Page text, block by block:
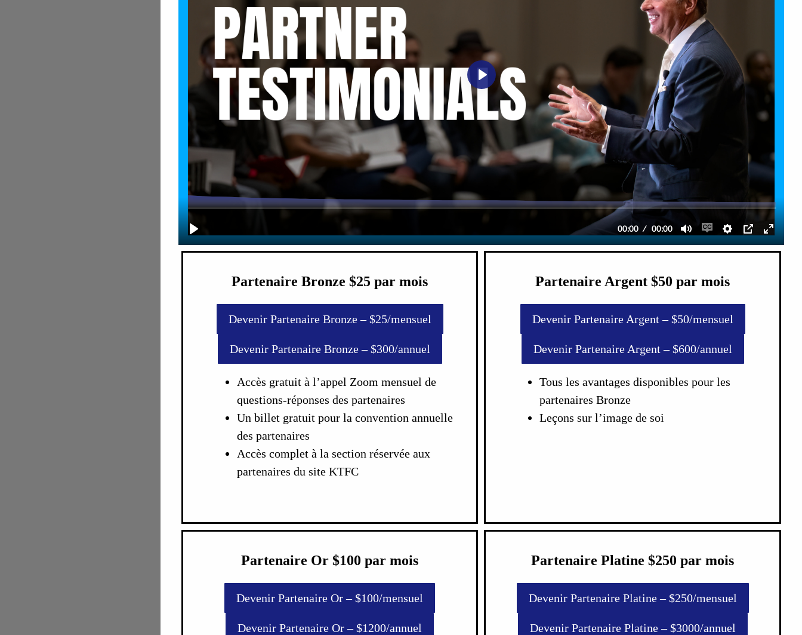
Partenaire Bronze $25 par mois
Devenir Partenaire Bronze – $25/mensuel
Devenir Partenaire Bronze – $300/annuel
Accès gratuit à l’appel Zoom mensuel de
questions-réponses des partenaires
Un billet gratuit pour la convention annuelle
des partenaires
Accès complet à la section réservée aux
partenaires du site KTFC
Partenaire Argent $50 par mois
Devenir Partenaire Argent – $50/mensuel
Devenir Partenaire Argent – $600/annuel
Tous les avantages disponibles pour les
partenaires Bronze
Leçons sur l’image de soi
Partenaire Or $100 par mois
Devenir Partenaire Or – $100/mensuel
Devenir Partenaire Or – $1200/annuel
Partenaire Platine $250 par mois
Devenir Partenaire Platine – $250/mensuel
Devenir Partenaire Platine – $3000/annuel